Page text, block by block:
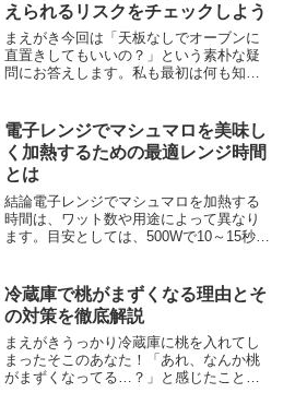
えられるリスクをチェックしよう
まえがき今回は「天板なしでオーブンに
直置きしてもいいの？」という素朴な疑
問にお答えします。私も最初は何も知ら
いオーブン調理のポイントをご紹介しま
すね！結論結論から言うと、...
電子レンジでマシュマロを美味し
く加熱するための最適レンジ時間
とは
結論電子レンジでマシュマロを加熱する
時間は、ワット数や用途によって異なり
ます。目安としては、500Wで10～15秒、
整しましょう。また、用途によっても加
熱時間が変...
冷蔵庫で桃がまずくなる理由とそ
の対策を徹底解説
まえがきうっかり冷蔵庫に桃を入れてし
まったそこのあなた！「あれ、なんか桃
がまずくなってる…？」と感じたこと、